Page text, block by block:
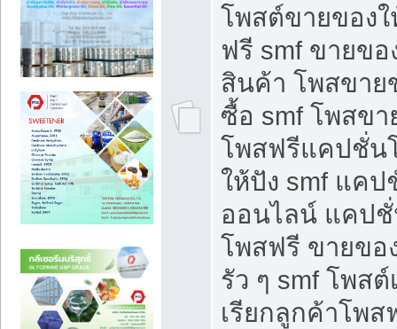
โพสต์ขายของ
ฟรี smf ขายข
สินค้า โพสขาย
ซื้อ smf โพสข
โพสฟรีแคปชั่น
ให้ปัง smf แค
ออนไลน์ แคป
โพสฟรี ขายขอ
รัว ๆ smf โพส
เรียกลูกค้าโพส